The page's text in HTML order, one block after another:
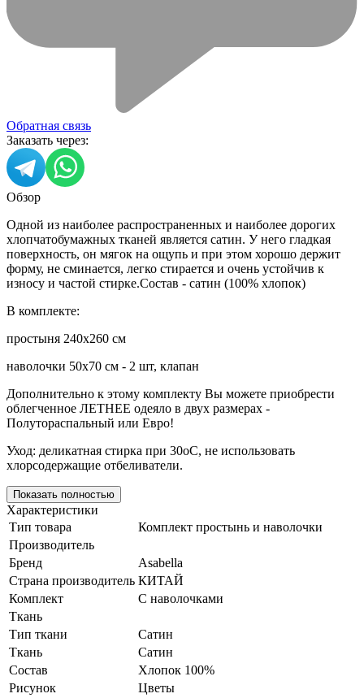
Обратная связь
Заказать через:
Обзор
Одной из наиболее распространенных и наиболее дорогих
хлопчатобумажных тканей является сатин. У него гладкая
поверхность, он мягок на ощупь и при этом хорошо держит
форму, не сминается, легко стирается и очень устойчив к
износу и частой стирке.Состав - сатин (100% хлопок)
В комплекте:
простыня 240х260 см
наволочки 50х70 см - 2 шт, клапан
Дополнительно к этому комплекту Вы можете приобрести
облегченное ЛЕТНЕЕ одеяло в двух размерах -
Полутораспальный или Евро!
Уход: деликатная стирка при 30оС, не использовать
хлорсодержащие отбеливатели.
Показать полностью
Характеристики
Тип товара
Комплект простынь и наволочки
Производитель
Бренд
Asabella
Страна производитель КИТАЙ
Комплект
С наволочками
Ткань
Тип ткани
Сатин
Ткань
Сатин
Состав
Хлопок 100%
Рисунок
Цветы